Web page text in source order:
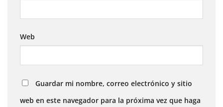
Web
Guardar mi nombre, correo electrónico y sitio
web en este navegador para la próxima vez que haga